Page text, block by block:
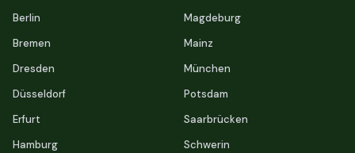
Berlin
Bremen
Dresden
Düsseldorf
Erfurt
Hamburg
Magdeburg
Mainz
München
Potsdam
Saarbrücken
Schwerin